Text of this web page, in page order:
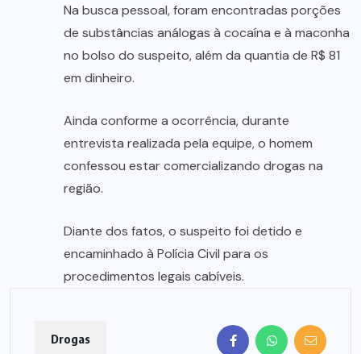
Na busca pessoal, foram encontradas porções
de substâncias análogas à cocaína e à maconha
no bolso do suspeito, além da quantia de R$ 81
em dinheiro.
Ainda conforme a ocorrência, durante
entrevista realizada pela equipe, o homem
confessou estar comercializando drogas na
região.
Diante dos fatos, o suspeito foi detido e
encaminhado à Polícia Civil para os
procedimentos legais cabíveis.
Drogas